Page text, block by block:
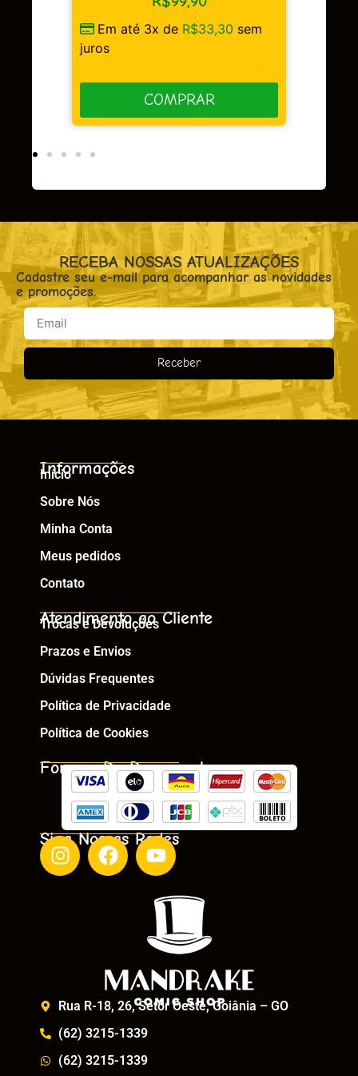
Em até 3x deR$33,30sem
juros
RECEBA NOSSAS ATUALIZAÇÕES
Cadastre seu e-mail para acompanhar as novidades
e promoções.
Receber
Informações
Início
Sobre Nós
Minha Conta
Meus pedidos
Contato
Atendimento ao Cliente
Trocas e Devoluções
Prazos e Envios
Dúvidas Frequentes
Política de Privacidade
Política de Cookies
Formas De Pagamento
Siga Nossas Redes
Rua R-18, 26, Setor Oeste, Goiânia – GO
(62) 3215-1339
(62) 3215-1339